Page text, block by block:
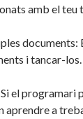
amb el teu
documents:
i tancar-los.
el programari
aprendre a